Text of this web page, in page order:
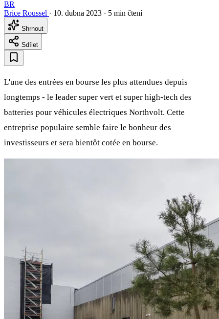
BR
Brice Roussel · 10. dubna 2023 · 5 min čtení
Shrnout
Sdílet
L'une des entrées en bourse les plus attendues depuis
longtemps - le leader super vert et super high-tech des
batteries pour véhicules électriques Northvolt. Cette
entreprise populaire semble faire le bonheur des
investisseurs et sera bientôt cotée en bourse.